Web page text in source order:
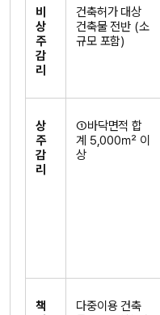
비
상
주
감
리
건축허가 대상
건축물 전반 (소
규모 포함)
상
주
감
리
①바닥면적 합
계 5,000㎡ 이
상
책
다중이용 건축